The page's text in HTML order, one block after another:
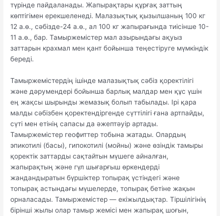
түрінде пайдаланады. Жапырақтары құрғақ заттың
көптігімен ерекшеленеді. Малазықтық қызылшаның 100 кг
12 а.ө., сәбізде-24 а.ө., ал 100 кг жапырағында тиісінше 10-
11 а.ө., бар. Тамыржемістер мал азырындағы ақуыз
заттарын крахмал мен қант бойынша теңестіруге мүмкіндік
береді.
Тамыржемістердің ішінде малазықтық сәбіз қоректілігі
және дәрумендері бойынша барлық малдар мен құс үшін
ең жақсы шырынды жемазық болып табылады. Ірі қара
малды сәбізбен қоректендіргенде сүттілігі ғана артпайды,
сүті мен етінің сапасы да әжептәуір артады.
Тамыржемістер геофиттер тобына жатады. Олардың
эпикотилі (басы), гипокотилі (мойны) және өзіндік тамыры
қоректік заттарды сақтайтын мүшеге айналған,
жапырақтың және гүл шығарғыш өркендерді
жандандыратын бүршіктер топырақ үстіндегі және
топырақ астындағы мүшелерде, топырақ бетіне жақын
орналасады. Тамыржемістер — екіжылдықтар. Тіршілігінің
бірінші жылы олар тамыр жемісі мен жапырақ шоғын,